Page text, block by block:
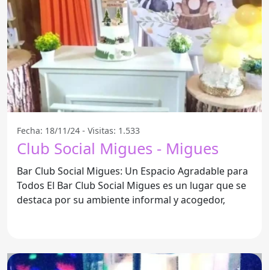
Fecha: 18/11/24 - Visitas: 1.533
Club Social Migues - Migues
Bar Club Social Migues: Un Espacio Agradable para
Todos El Bar Club Social Migues es un lugar que se
destaca por su ambiente informal y acogedor,